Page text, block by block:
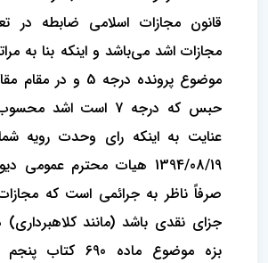
قانون مجازات اسلامی ضابطه در
مجازات اشد می‌باشد و اینکه بنا به
موضوع پرونده درجه 5
حبس که درجه 7 است
1394/08/19 هیات محترم
صرفاً ناظر به جرائمی است که
جزای نقدی باشد (مانند
بزه موضوع ماده